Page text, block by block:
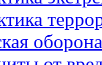
оборона